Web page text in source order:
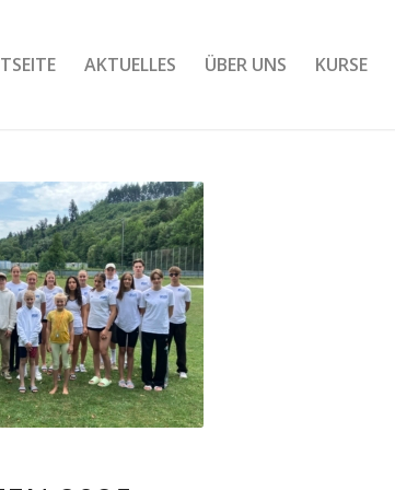
AKTUELLES ÜBER UNS KURSE